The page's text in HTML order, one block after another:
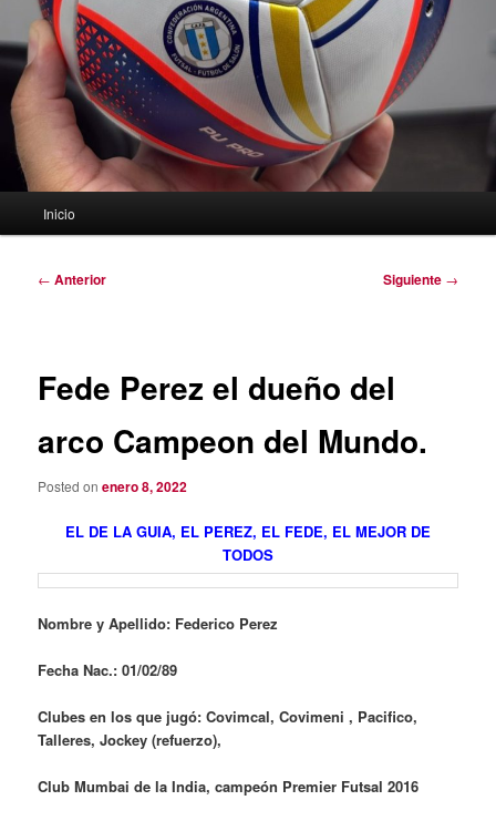
Inicio
Navegación
← Anterior Siguiente →
Fede Perez el dueño del
arco Campeon del Mundo.
Posted onenero 8, 2022
EL DE LA GUIA, EL PEREZ, EL FEDE, EL MEJOR DE
TODOS
Nombre y Apellido: Federico Perez
Fecha Nac.: 01/02/89
Clubes en los que jugó: Covimcal, Covimeni , Pacifico,
Talleres, Jockey (refuerzo),
Club Mumbai de la India, campeón Premier Futsal 2016